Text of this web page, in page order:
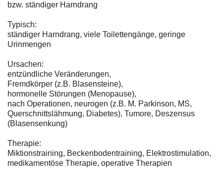
bzw. ständiger Harndrang
Typisch:
ständiger Harndrang, viele Toilettengänge, geringe
Urinmengen
Ursachen:
entzündliche Veränderungen,
Fremdkörper (z.B. Blasensteine),
hormonelle Störungen (Menopause),
nach Operationen, neurogen (z.B. M. Parkinson, MS,
Querschnittslähmung, Diabetes), Tumore, Deszensus
(Blasensenkung)
Therapie:
Miktionstraining, Beckenbodentraining, Elektrostimulation,
medikamentöse Therapie, operative Therapien